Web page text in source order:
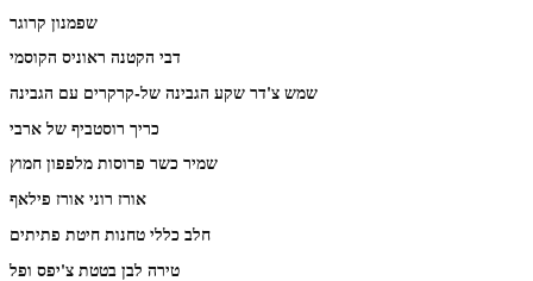
שפמנון קרוגר
דבי הקטנה ראוניס הקוסמי
שמש צ'דר שקע הגבינה של-קרקרים עם הגבינה
כריך רוסטביף של ארבי
שמיר כשר פרוסות מלפפון חמוץ
אורז רוני אורז פילאף
חלב כללי טחנות חיטת פתיתים
טירה לבן בטטת צ'יפס ופל